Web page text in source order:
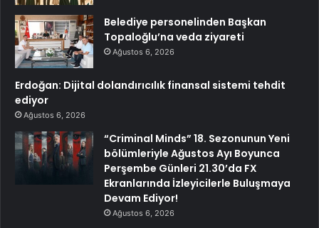
Belediye personelinden Başkan
Topaloğlu’na veda ziyareti
Ağustos 6, 2026
Erdoğan: Dijital dolandırıcılık finansal sistemi tehdit
ediyor
Ağustos 6, 2026
“Criminal Minds” 18. Sezonunun Yeni
bölümleriyle Ağustos Ayı Boyunca
Perşembe Günleri 21.30’da FX
Ekranlarında İzleyicilerle Buluşmaya
Devam Ediyor!
Ağustos 6, 2026